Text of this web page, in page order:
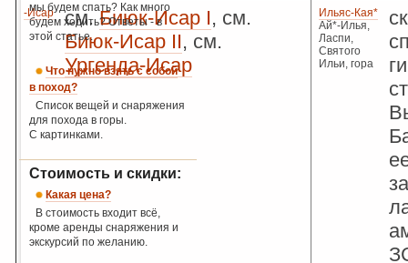
-Исар см.Биюк-Исар I, см.
Биюк-Исар II, см.
Ургенда-Исар
Ильяс-Кая*
Ай*-Илья,
Ласпи,
Святого
Ильи, гора
мы будем спать? Как много
будем ходить? Ответы - в
этой статье.
Что нужно взять с собой
в поход?
Список вещей и снаряжения
для похода в горы.
С картинками.
Стоимость и скидки:
Какая цена?
В стоимость входит всё,
кроме аренды снаряжения и
экскурсий по желанию.